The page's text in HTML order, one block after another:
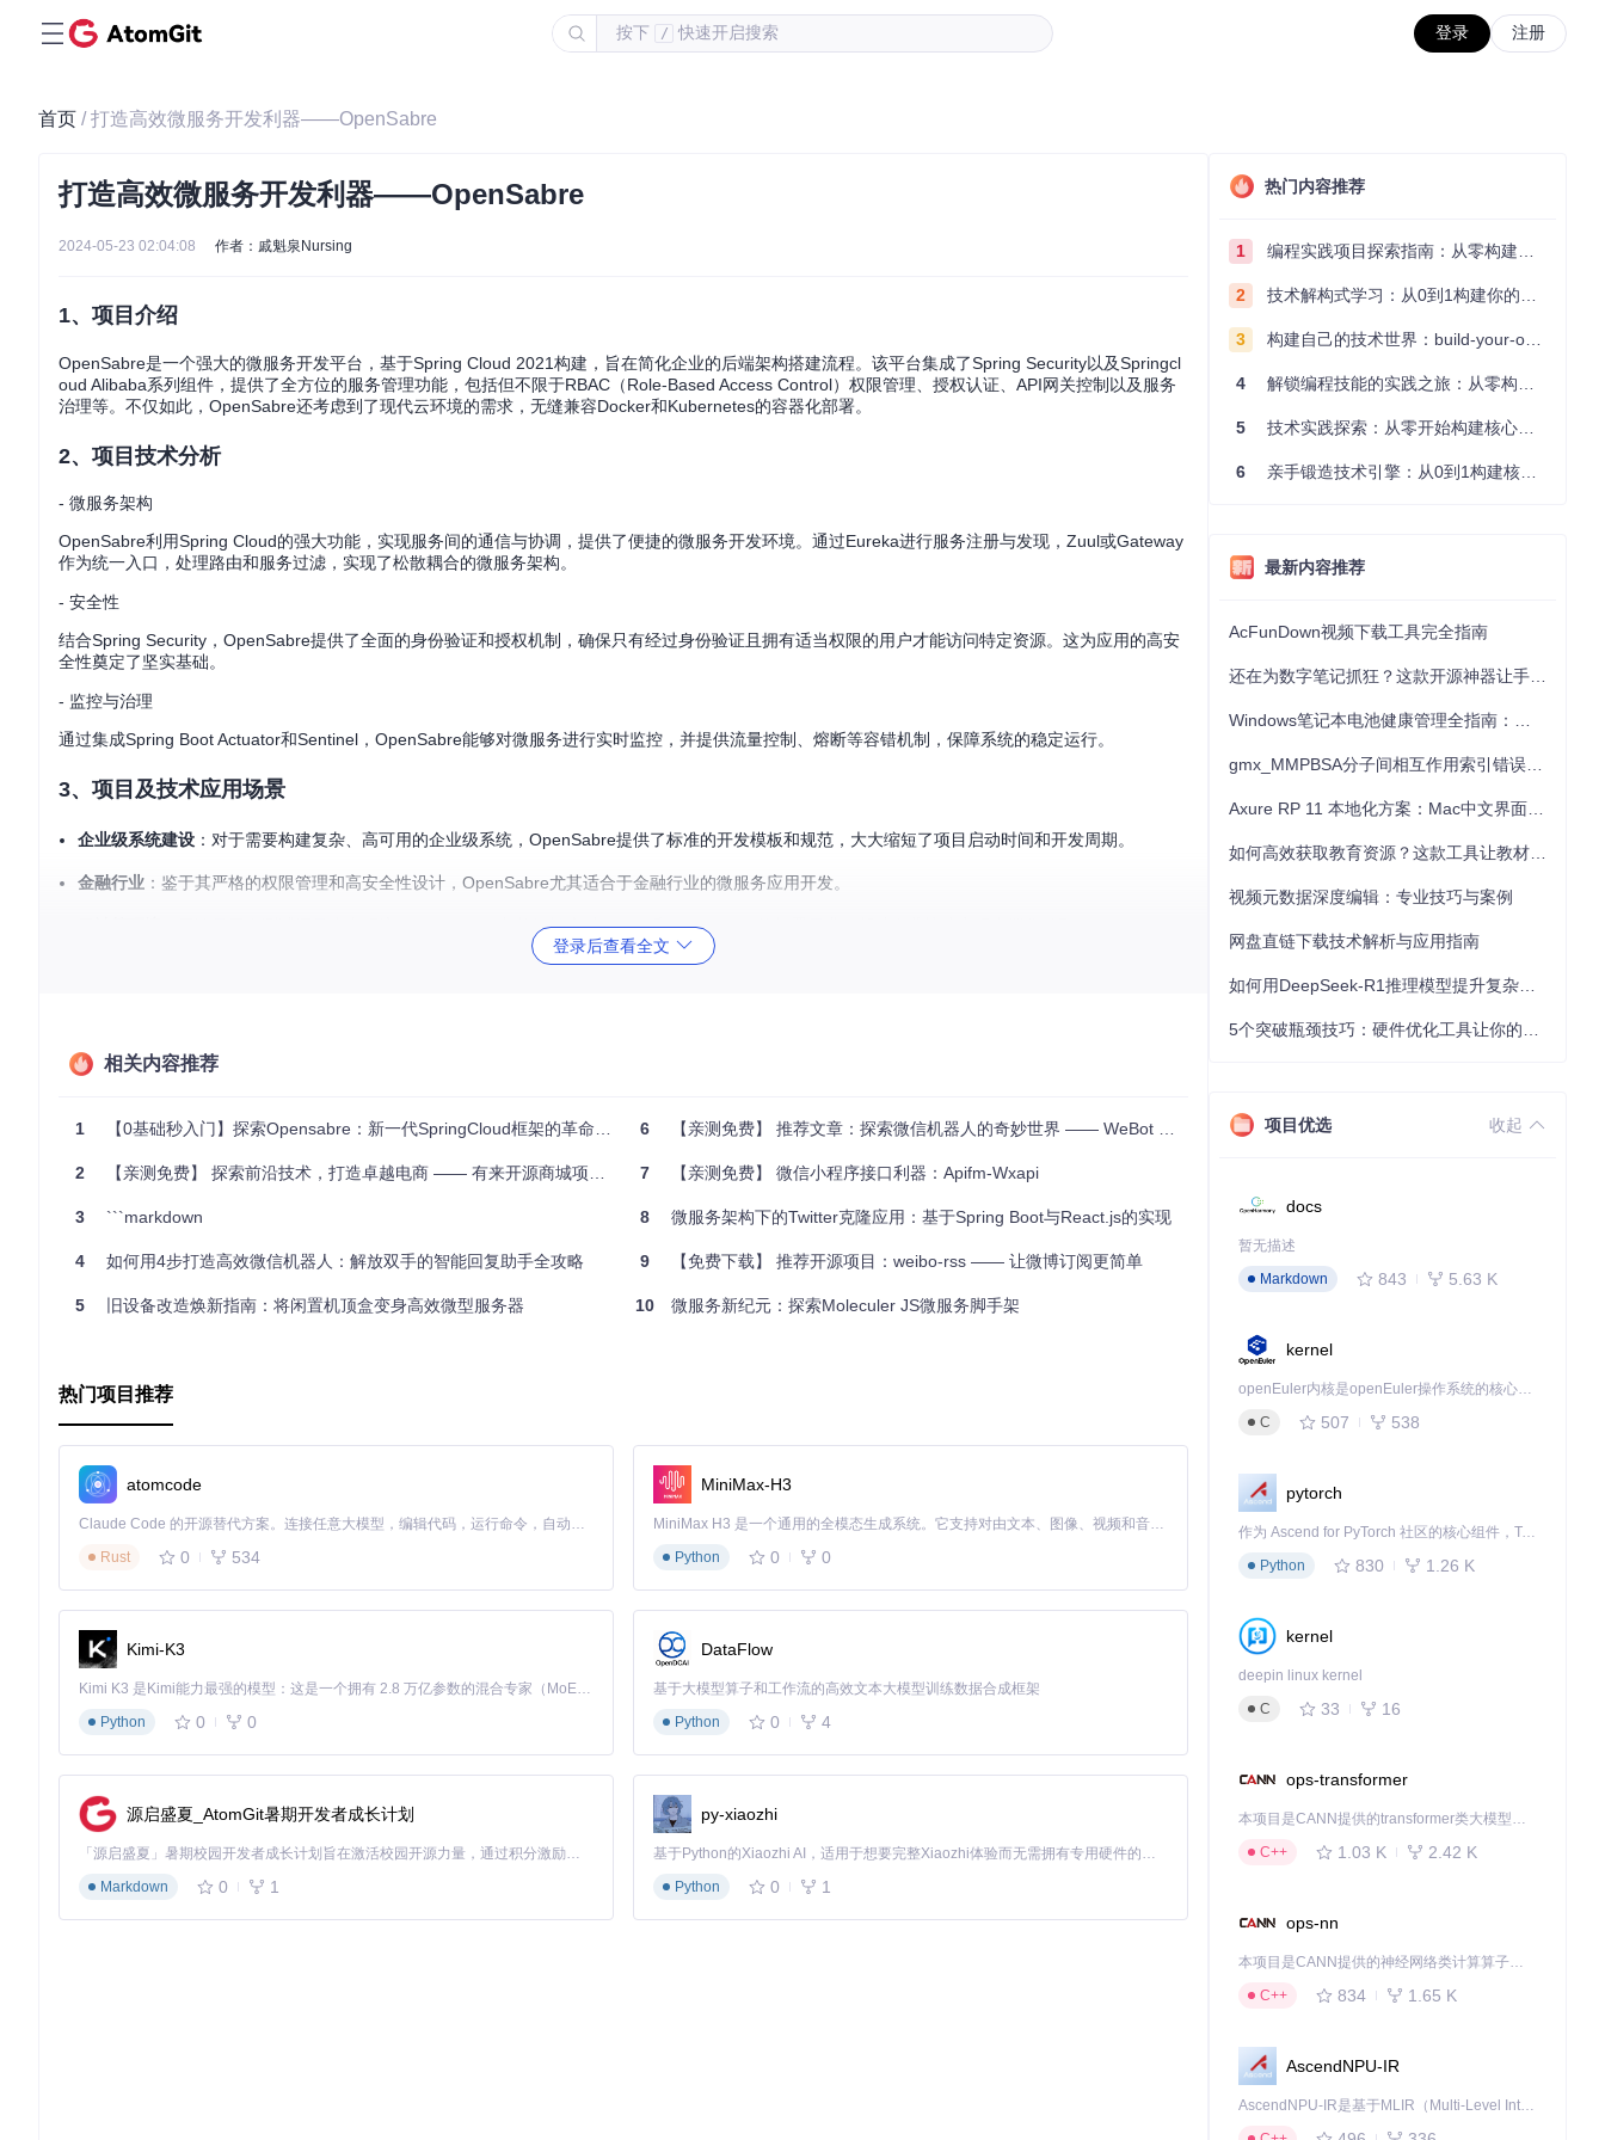
按下 / 快速开启搜索 登录 注册
首页 / 打造高效微服务开发利器——OpenSabre
打造高效微服务开发利器——OpenSabre
2024-05-23 02:04:08 作者：戚魁泉Nursing
1、项目介绍
OpenSabre是一个强大的微服务开发平台，基于Spring Cloud 2021构建，旨在简化企业的后端架构搭建流程。该平台集成了Spring Security以及Springcl
oud Alibaba系列组件，提供了全方位的服务管理功能，包括但不限于RBAC（Role-Based Access Control）权限管理、授权认证、API网关控制以及服务
治理等。不仅如此，OpenSabre还考虑到了现代云环境的需求，无缝兼容Docker和Kubernetes的容器化部署。
2、项目技术分析
- 微服务架构
OpenSabre利用Spring Cloud的强大功能，实现服务间的通信与协调，提供了便捷的微服务开发环境。通过Eureka进行服务注册与发现，Zuul或Gateway
作为统一入口，处理路由和服务过滤，实现了松散耦合的微服务架构。
- 安全性
结合Spring Security，OpenSabre提供了全面的身份验证和授权机制，确保只有经过身份验证且拥有适当权限的用户才能访问特定资源。这为应用的高安
全性奠定了坚实基础。
- 监控与治理
通过集成Spring Boot Actuator和Sentinel，OpenSabre能够对微服务进行实时监控，并提供流量控制、熔断等容错机制，保障系统的稳定运行。
3、项目及技术应用场景
企业级系统建设 ：对于需要构建复杂、高可用的企业级系统，OpenSabre提供了标准的开发模板和规范，大大缩短了项目启动时间和开发周期。
金融行业 ：鉴于其严格的权限管理和高安全性设计，OpenSabre尤其适合于金融行业的微服务应用开发。
：无论是开发测试还是生产环境，OpenSabre都能轻松应对Docker和Kubernetes的部署需求，帮助企业快速实现容器化转型。
规范一致：内置开发规范和风格指南，有助于提高代码质量和团队协作效率。
你正寻找一个能加速微服务开发的平台，OpenSabre无疑是一个值得尝试的选择。
登录后查看全文
相关内容推荐
1 【0基础秒入门】探索Opensabre：新一代SpringCloud框架的革命性飞跃
2 【亲测免费】 探索前沿技术，打造卓越电商 —— 有来开源商城项目深度解析
3 ```markdown
4 如何用4步打造高效微信机器人：解放双手的智能回复助手全攻略
5 旧设备改造焕新指南：将闲置机顶盒变身高效微型服务器
6 【亲测免费】 推荐文章：探索微信机器人的奇妙世界 —— WeBot 开源项目解析
7 【亲测免费】 微信小程序接口利器：Apifm-Wxapi
8 微服务架构下的Twitter克隆应用：基于Spring Boot与React.js的实现
9 【免费下载】 推荐开源项目：weibo-rss —— 让微博订阅更简单
10 微服务新纪元：探索Moleculer JS微服务脚手架
热门项目推荐
atomcode
Claude Code 的开源替代方案。连接任意大模型，编辑代码，运行命令，自动验证 — 全自动执行。用 Rust 构建，极致性能。 ｜ An open-source alternative to Claude Code. Connect any LLM, edit code, run commands, and verify changes — autonomously. Built in Rust for speed. Get Started
Rust
0 534
MiniMax-H3
MiniMax H3 是一个通用的全模态生成系统。它支持对由文本、图像、视频和音频组成的多模态上下文进行统一理解，并能生成分辨率高达 2K、时长可达 15 秒的带原生立体声音频的视频。得益于面向任务泛化的系统设计，H3 在预训练阶段就已具备广泛的多模态上下文理解与生成能力，能够出色地执行复杂的多模态指令。
Python
0 0
Kimi-K3
Kimi K3 是Kimi能力最强的模型：这是一个拥有 2.8 万亿参数的混合专家（MoE）模型，具备原生视觉理解能力，并支持 100 万 token 的上下文窗口。
Python
0 0
DataFlow
基于大模型算子和工作流的高效文本大模型训练数据合成框架
Python
0 4
源启盛夏_AtomGit暑期开发者成长计划
「源启盛夏」暑期校园开发者成长计划旨在激活校园开源力量，通过积分激励、认证扶持、资源倾斜等形式，引导高校组织和开发者完成「入驻 — 建项目 — 做贡献 — 获认证 — 得资源」的完整闭环。无论你是想带领社团入驻平台的组织者，还是希望用代码贡献证明自己的开发者，都能在这里找到属于你的成长路径。
Markdown
0 1
py-xiaozhi
基于Python的Xiaozhi AI，适用于想要完整Xiaozhi体验而无需拥有专用硬件的用户。
Python
0 1
热门内容推荐
1 编程实践项目探索指南：从零构建技术能力体系
2 技术解构式学习：从0到1构建你的编程知识体系
3 构建自己的技术世界：build-your-own-x项目的实践探索指南
4 解锁编程技能的实践之旅：从零构建你的技术世界
5 技术实践探索：从零开始构建核心系统的实践指南
6 亲手锻造技术引擎：从0到1构建核心系统的实践指南
最新内容推荐
AcFunDown视频下载工具完全指南
视频元数据深度编辑：专业技巧与案例
网盘直链下载技术解析与应用指南
项目优选 收起
docs
暂无描述
Markdown
843 5.63 K
kernel
openEuler内核是openEuler操作系统的核心，既是系统性能与稳定性的基石，也是连接处理器、设备与服务的桥梁。
C
507 538
pytorch
作为 Ascend for PyTorch 社区的核心组件，TorchNPU 是昇腾专为 PyTorch 打造的深度学习适配插件，使 PyTorch 框架能够直接调用昇腾 NPU，为开发者提供昇腾 AI 处理器的超强算力。
Python
830 1.26 K
kernel
deepin linux kernel
C
33 16
ops-transformer
本项目是CANN提供的transformer类大模型算子库，实现网络在NPU上加速计算。
C++
1.03 K 2.42 K
ops-nn
本项目是CANN提供的神经网络类计算算子库，实现网络在NPU上加速计算。
C++
834 1.65 K
AscendNPU-IR
AscendNPU-IR是基于MLIR（Multi-Level Intermediate Representation）构建的，面向昇腾亲和算子编译时使用的中间表示，提供昇腾完备表达能力，通过编译优化提升昇腾AI处理器计算效率，支持通过生态框架使能昇腾AI处理器与深度调优